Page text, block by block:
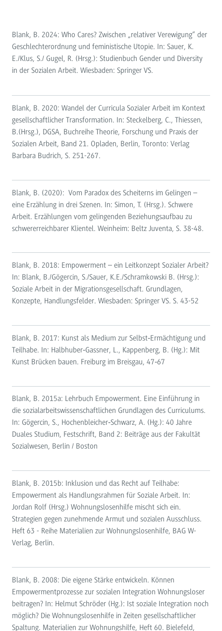
Blank, B. 2024: Who Cares? Zwischen „relativer Verewigung“ der
Geschlechterordnung und feministische Utopie. In: Sauer, K.
E./Klus, S./ Gugel, R. (Hrsg.): Studienbuch Gender und Diversity
in der Sozialen Arbeit. Wiesbaden: Springer VS.
Blank, B. 2020: Wandel der Curricula Sozialer Arbeit im Kontext
gesellschaftlicher Transformation. In: Steckelberg, C., Thiessen,
B.(Hrsg.), DGSA, Buchreihe Theorie, Forschung und Praxis der
Sozialen Arbeit, Band 21. Opladen, Berlin, Toronto: Verlag
Barbara Budrich, S. 251-267.
Blank, B. (2020): Vom Paradox des Scheiterns im Gelingen –
eine Erzählung in drei Szenen. In: Simon, T. (Hrsg.). Schwere
Arbeit. Erzählungen vom gelingenden Beziehungsaufbau zu
schwererreichbarer Klientel. Weinheim: Beltz Juventa, S. 38-48.
Blank, B. 2018: Empowerment – ein Leitkonzept Sozialer Arbeit?
In: Blank, B./Gögercin, S./Sauer, K.E./Schramkowski B. (Hrsg.):
Soziale Arbeit in der Migrationsgesellschaft. Grundlagen,
Konzepte, Handlungsfelder. Wiesbaden: Springer VS. S. 43-52
Blank, B. 2017: Kunst als Medium zur Selbst‐Ermächtigung und
Teilhabe. In: Halbhuber‐Gassner, L., Kappenberg, B. (Hg.): Mit
Kunst Brücken bauen. Freiburg im Breisgau, 47‐67
Blank, B. 2015a: Lehrbuch Empowerment. Eine Einführung in
die sozialarbeitswissenschaftlichen Grundlagen des Curriculums.
In: Gögercin, S., Hochenbleicher‐Schwarz, A. (Hg.): 40 Jahre
Duales Studium, Festschrift, Band 2: Beiträge aus der Fakultät
Sozialwesen, Berlin / Boston
Blank, B. 2015b: Inklusion und das Recht auf Teilhabe:
Empowerment als Handlungsrahmen für Soziale Arbeit. In:
Jordan Rolf (Hrsg.) Wohnungslosenhilfe mischt sich ein.
Strategien gegen zunehmende Armut und sozialen Ausschluss.
Heft 63 - Reihe Materialien zur Wohnungslosenhilfe, BAG W-
Verlag, Berlin.
Blank, B. 2008: Die eigene Stärke entwickeln. Können
Empowermentprozesse zur sozialen Integration Wohnungsloser
beitragen? In: Helmut Schröder (Hg.): Ist soziale Integration noch
möglich? Die Wohnungslosenhilfe in Zeiten gesellschaftlicher
Spaltung. Materialien zur Wohnungshilfe, Heft 60. Bielefeld,